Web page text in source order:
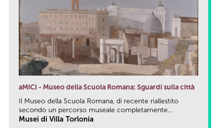
aMICi - Museo della Scuola Romana: Sguardi sulla città
Il Museo della Scuola Romana, di recente riallestito
secondo un percorso museale completamente...
Musei di Villa Torlonia